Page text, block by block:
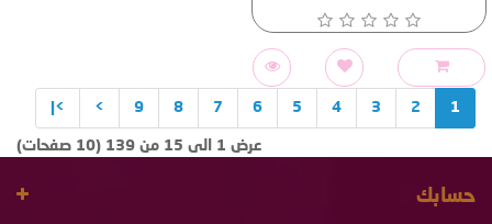
1
2
3
4
5
6
7
8
9
>
>|
عرض 1 الى 15 من 139 (10 صفحات)
حسابك